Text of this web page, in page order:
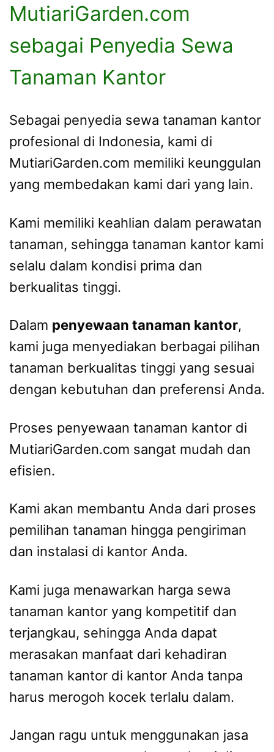
MutiariGarden.com
sebagai Penyedia Sewa
Tanaman Kantor
Sebagai penyedia sewa tanaman kantor
profesional di Indonesia, kami di
MutiariGarden.com memiliki keunggulan
yang membedakan kami dari yang lain.
Kami memiliki keahlian dalam perawatan
tanaman, sehingga tanaman kantor kami
selalu dalam kondisi prima dan
berkualitas tinggi.
Dalam penyewaan tanaman kantor,
kami juga menyediakan berbagai pilihan
tanaman berkualitas tinggi yang sesuai
dengan kebutuhan dan preferensi Anda.
Proses penyewaan tanaman kantor di
MutiariGarden.com sangat mudah dan
efisien.
Kami akan membantu Anda dari proses
pemilihan tanaman hingga pengiriman
dan instalasi di kantor Anda.
Kami juga menawarkan harga sewa
tanaman kantor yang kompetitif dan
terjangkau, sehingga Anda dapat
merasakan manfaat dari kehadiran
tanaman kantor di kantor Anda tanpa
harus merogoh kocek terlalu dalam.
Jangan ragu untuk menggunakan jasa